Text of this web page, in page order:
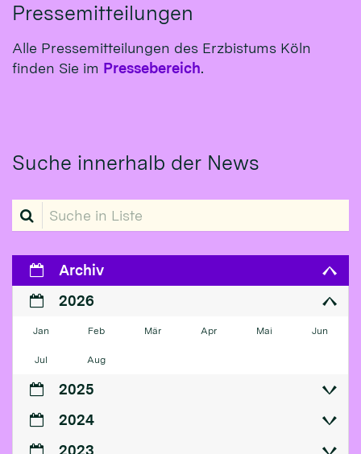
Pressemitteilungen
Alle Pressemitteilungen des Erzbistums Köln
finden Sie im Pressebereich.
Suche innerhalb der News
Suche in Liste
Archiv
2026
Jan Feb Mär Apr Mai Jun
Jul Aug
2025
2024
2023